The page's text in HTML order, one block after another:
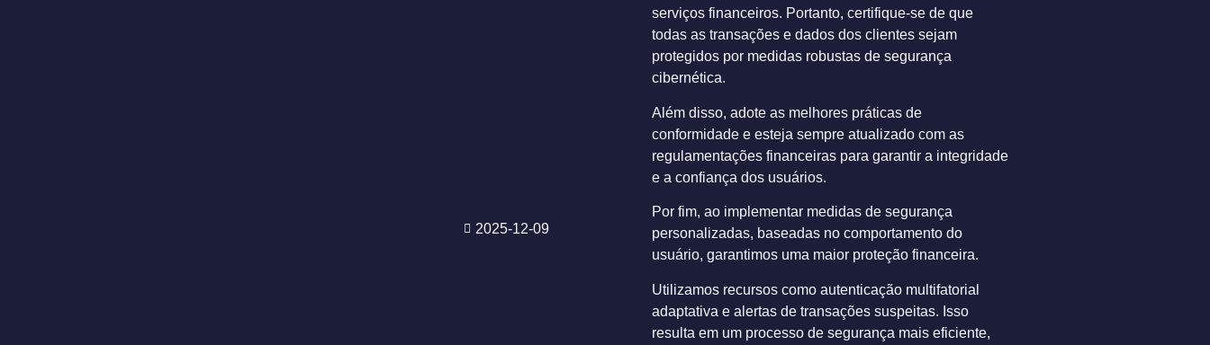
2025-12-09
serviços financeiros. Portanto, certifique-se de que
todas as transações e dados dos clientes sejam
protegidos por medidas robustas de segurança
cibernética.
Além disso, adote as melhores práticas de
conformidade e esteja sempre atualizado com as
regulamentações financeiras para garantir a integridade
e a confiança dos usuários.
Por fim, ao implementar medidas de segurança
personalizadas, baseadas no comportamento do
usuário, garantimos uma maior proteção financeira.
Utilizamos recursos como autenticação multifatorial
adaptativa e alertas de transações suspeitas. Isso
resulta em um processo de segurança mais eficiente,